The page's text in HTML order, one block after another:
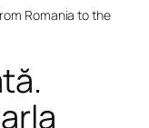
Romania to the